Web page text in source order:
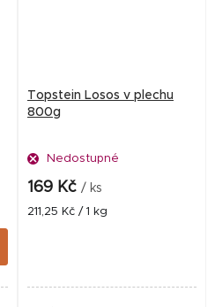
Topstein Losos v plechu
800g
Nedostupné
169 Kč / ks
Měrná
211,25 Kč / 1 kg